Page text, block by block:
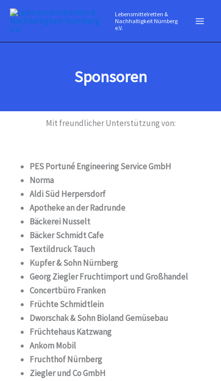
Zum
Inhalt
springen
Lebensmittelretten &
Nachhaltigkeit Nürnberg
e.V.
Sponsoren
Mit freundlicher Unterstützung von:
PES Portuné Engineering Service GmbH
Norma
Aldi Süd Herpersdorf
Apotheke an der Radrunde
Bäckerei Nusselt
Bäcker Schmidt Cafe
Textildruck Tauch
Kupfer & Sohn Nürnberg
Georg Ziegler Fruchtimport und Großhandel
Concertbüro Franken
Früchte Schmidtlein
Dworschak & Sohn Bioland Gemüsebau
Früchtehaus Katzwang
Ankom Mobil
Fruchthof Nürnberg
Ziegler und Co GmbH